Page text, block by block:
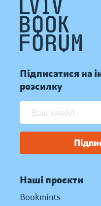
Підписатися на
розсилку
Наші проєкти
Bookmints